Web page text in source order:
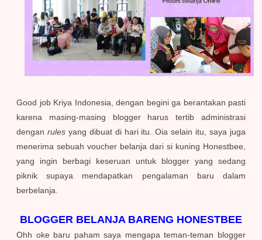
Good job Kriya Indonesia, dengan begini ga berantakan pasti
karena masing-masing blogger harus tertib administrasi
dengan rulesyang dibuat di hari itu. Oia selain itu, saya juga
menerima sebuah voucher belanja dari si kuning Honestbee,
yang ingin berbagi keseruan untuk blogger yang sedang
piknik supaya mendapatkan pengalaman baru dalam
berbelanja.
BLOGGER BELANJA BARENG HONESTBEE
Ohh oke baru paham saya mengapa teman-teman blogger